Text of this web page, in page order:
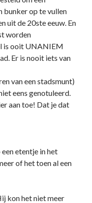
bunker op te vullen
uit de 20ste eeuw. En
worden
is ooit UNANIEM
Er is nooit iets van
van een stadsmunt)
eens genotuleerd.
aan toe! Dat je dat
etentje in het
of het toen al een
kon het niet meer